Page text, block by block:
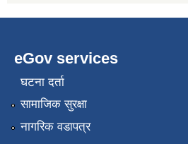
eGov services
घटना दर्ता
सामाजिक सुरक्षा
नागरिक वडापत्र